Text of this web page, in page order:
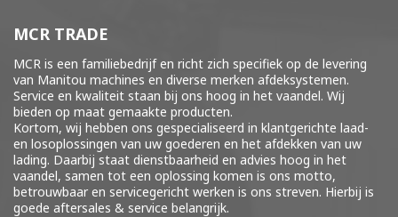
MCR TRADE
MCR is een familiebedrijf en richt zich specifiek op de levering
van Manitou machines en diverse merken afdeksystemen.
Service en kwaliteit staan bij ons hoog in het vaandel. Wij
bieden op maat gemaakte producten.
Kortom, wij hebben ons gespecialiseerd in klantgerichte laad-
en losoplossingen van uw goederen en het afdekken van uw
lading. Daarbij staat dienstbaarheid en advies hoog in het
vaandel, samen tot een oplossing komen is ons motto,
betrouwbaar en servicegericht werken is ons streven. Hierbij is
goede aftersales & service belangrijk.